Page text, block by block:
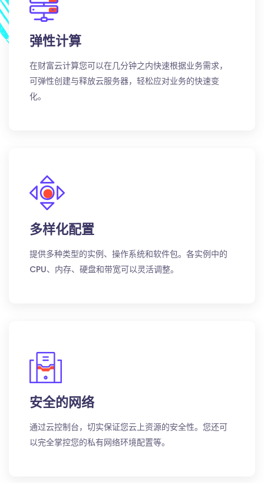
弹性计算
在财富云计算您可以在几分钟之内快速根据业务需求，
可弹性创建与释放云服务器，轻松应对业务的快速变
化。
多样化配置
提供多种类型的实例、操作系统和软件包。各实例中的
CPU、内存、硬盘和带宽可以灵活调整。
安全的网络
通过云控制台，切实保证您云上资源的安全性。您还可
以完全掌控您的私有网络环境配置等。